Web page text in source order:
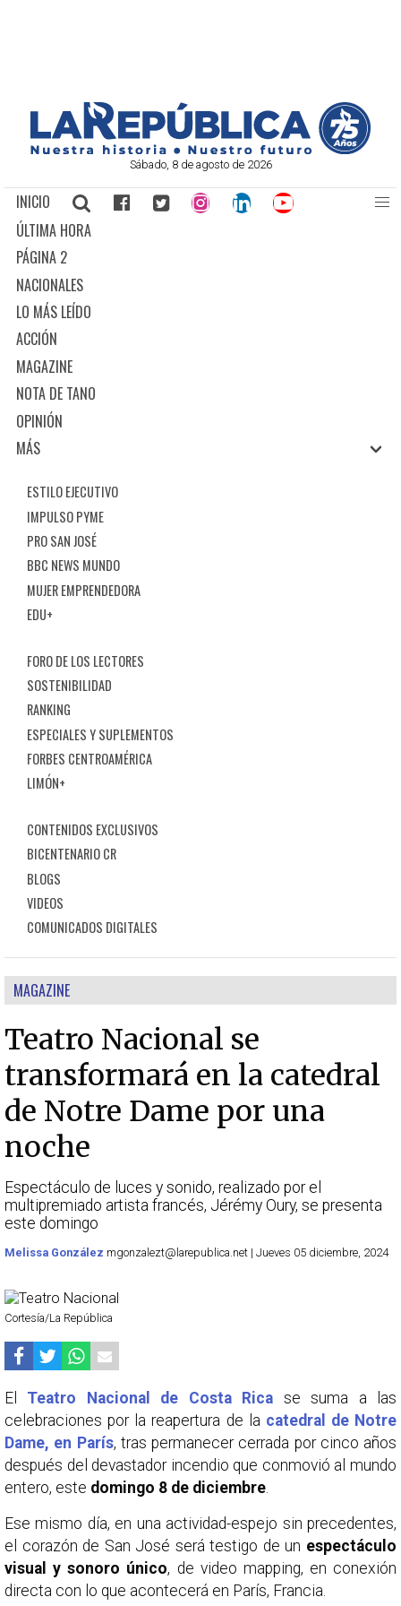
Sábado, 8 de agosto de 2026
INICIO
ÚLTIMA HORA
PÁGINA 2
NACIONALES
LO MÁS LEÍDO
ACCIÓN
MAGAZINE
NOTA DE TANO
OPINIÓN
MÁS
ESTILO EJECUTIVO
IMPULSO PYME
PRO SAN JOSÉ
BBC NEWS MUNDO
MUJER EMPRENDEDORA
EDU+
FORO DE LOS LECTORES
SOSTENIBILIDAD
RANKING
ESPECIALES Y SUPLEMENTOS
FORBES CENTROAMÉRICA
LIMÓN+
CONTENIDOS EXCLUSIVOS
BICENTENARIO CR
BLOGS
VIDEOS
COMUNICADOS DIGITALES
MAGAZINE
Teatro Nacional se
transformará en la catedral
de Notre Dame por una
noche
Espectáculo de luces y sonido, realizado por el
multipremiado artista francés, Jérémy Oury, se presenta
este domingo
Melissa González mgonzalezt@larepublica.net | Jueves 05 diciembre, 2024
Cortesía/La República
El Teatro Nacional de Costa Rica se suma a las
celebraciones por la reapertura de la catedral de Notre
Dame, en París, tras permanecer cerrada por cinco años
después del devastador incendio que conmovió al mundo
entero, este domingo 8 de diciembre.
Ese mismo día, en una actividad-espejo sin precedentes,
el corazón de San José será testigo de un espectáculo
visual y sonoro único, de video mapping, en conexión
directa con lo que acontecerá en París, Francia.